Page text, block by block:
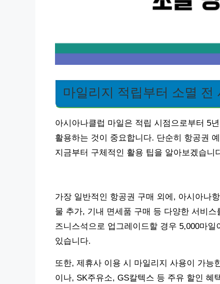
마일리지 적립부터 소멸 전
아시아나클럽 마일은 적립 시점으로부터 5
활용하는 것이 중요합니다. 단순히 항공권
지금부터 구체적인 활용 팁을 알아보겠습니
가장 일반적인 항공권 구매 외에, 아시아나
물 추가, 기내 면세품 구매 등 다양한 서비
즈니스석으로 업그레이드할 경우 5,000마
있습니다.
또한, 제휴사 이용 시 마일리지 사용이 가
이나, SK주유소, GS칼텍스 등 주유 할인 혜